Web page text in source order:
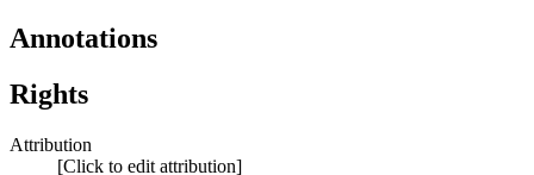
Annotations
Rights
Attribution
[Click to edit attribution]